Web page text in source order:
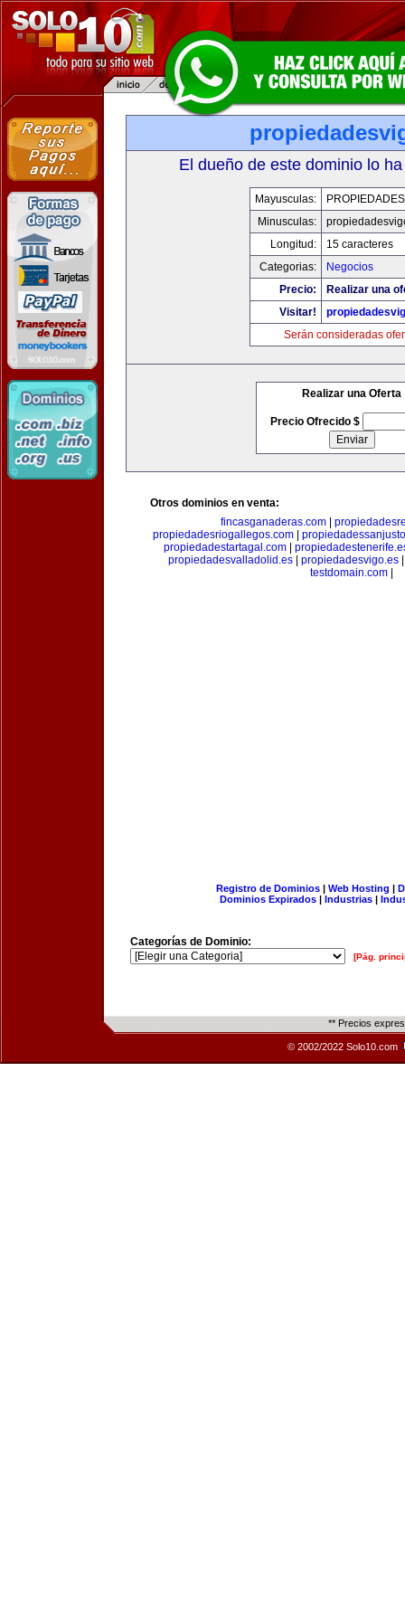
El dueño de este dominio lo
Mayusculas:
Minusculas:
Longitud:
15 caracteres
Categorias:
Negocios
Precio:
Realizar una
Visitar!
Serán consideradas
Realizar una Oferta
Precio Ofrecido $
Otros dominios en venta:
fincasganaderas.com|
propiedadesriogallegos.com|
propiedadestartagal.com|
propiedadesvalladolid.es
propiedadesvigo.es
testdomain.com
Registro de Dominios| Web Hosting |
Dominios Expirados | Industrias |
Categorías de Dominio:
[Pág.
** Precios
© 2002/2022 Solo10.com